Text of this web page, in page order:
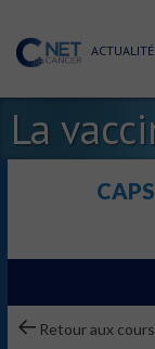
La
Retour aux cours